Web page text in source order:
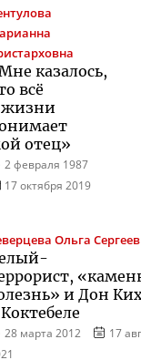
казалось,
всё
жизни
отец»
2 февраля 1987
17 октября 2019
Ольга
,
и Дон
28 марта 2012
17